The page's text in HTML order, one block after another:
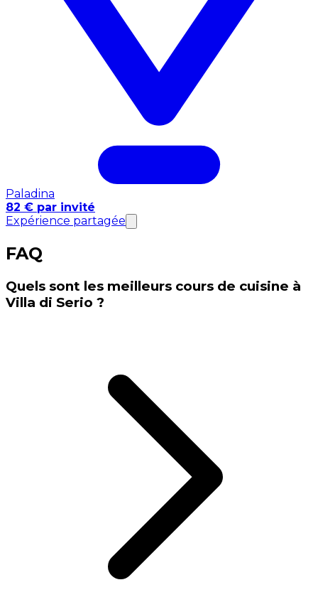
Paladina
82 € par invité
Expérience partagée
FAQ
Quels sont les meilleurs cours de cuisine à
Villa di Serio ?